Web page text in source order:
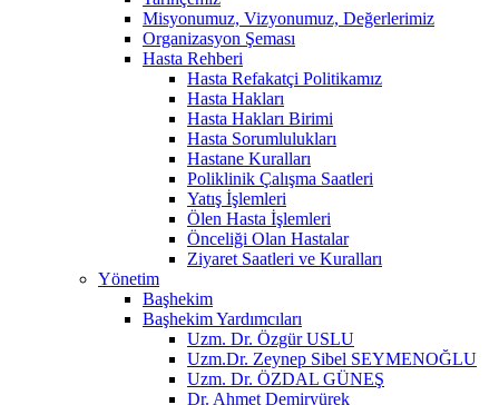
Misyonumuz, Vizyonumuz, Değerlerimiz
Organizasyon Şeması
Hasta Rehberi
Hasta Refakatçi Politikamız
Hasta Hakları
Hasta Hakları Birimi
Hasta Sorumlulukları
Hastane Kuralları
Poliklinik Çalışma Saatleri
Yatış İşlemleri
Ölen Hasta İşlemleri
Önceliği Olan Hastalar
Ziyaret Saatleri ve Kuralları
Yönetim
Başhekim
Başhekim Yardımcıları
Uzm. Dr. Özgür USLU
Uzm.Dr. Zeynep Sibel SEYMENOĞLU
Uzm. Dr. ÖZDAL GÜNEŞ
Dr. Ahmet Demiryürek